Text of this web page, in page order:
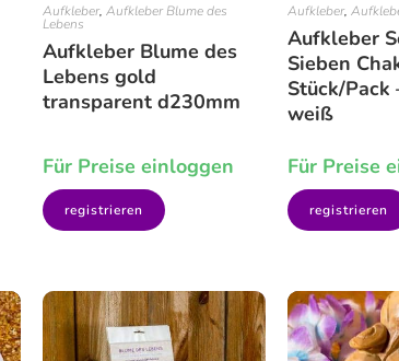
Aufkleber, Aufkleber Blume des
Lebens
Aufkleber Blume des
Lebens gold
transparent d230mm
Für Preise einloggen
registrieren
Aufkleber,
Aufkleber
Sieben
Stück/Pack
weiß
Für Preise
registrieren